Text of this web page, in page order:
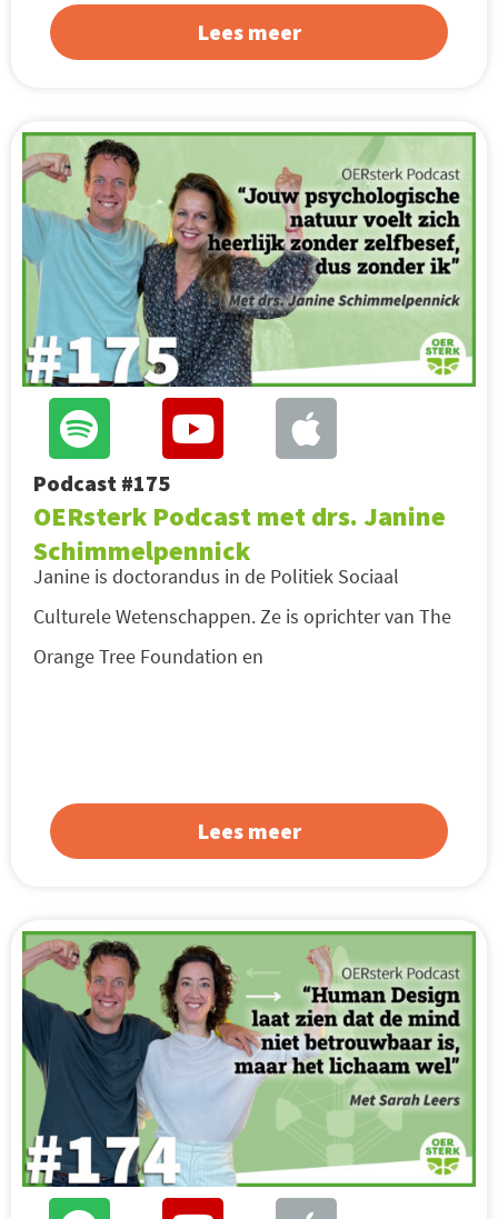
Lees meer
Podcast #175
OERsterk Podcast met drs. Janine
Schimmelpennick
Janine is doctorandus in de Politiek Sociaal
Culturele Wetenschappen. Ze is oprichter van The
Orange Tree Foundation en
Lees meer